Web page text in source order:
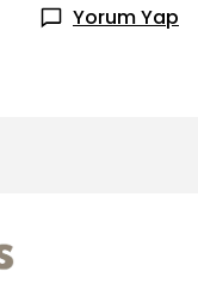
Yorum Yap